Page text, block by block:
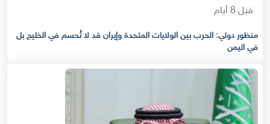
قبل 8 أيام
منظور دولي: الحرب بين الولايات المتحدة وإيران قد لا تُحسم في الخليج بل
في اليمن